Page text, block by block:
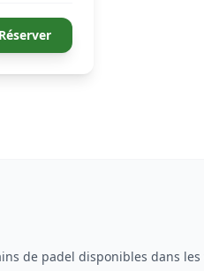
Réserver
de padel disponibles dans les